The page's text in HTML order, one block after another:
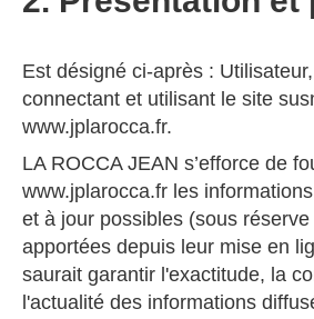
Est désigné ci-après :
connectant et utilisant le site
www.jplarocca.fr.
LA ROCCA JEAN s’efforce de
www.jplarocca.fr les
et à jour possibles (sous
apportées depuis leur mise en
saurait garantir l'exactitude, la
l'actualité des informations